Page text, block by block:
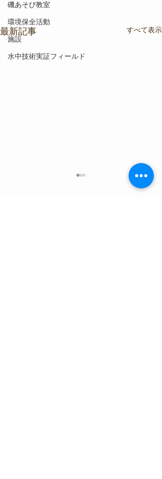
磯あそび教室
環境保全活動
施設
水中技術実証フィールド
最新記事 すべて表示